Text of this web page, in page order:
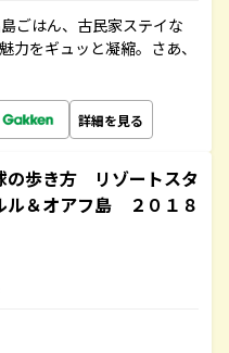
ごはん、古民家ステイな
力をギュッと凝縮。さあ、
詳細を見る
歩き方 リゾートスタ
＆オアフ島 ２０１８